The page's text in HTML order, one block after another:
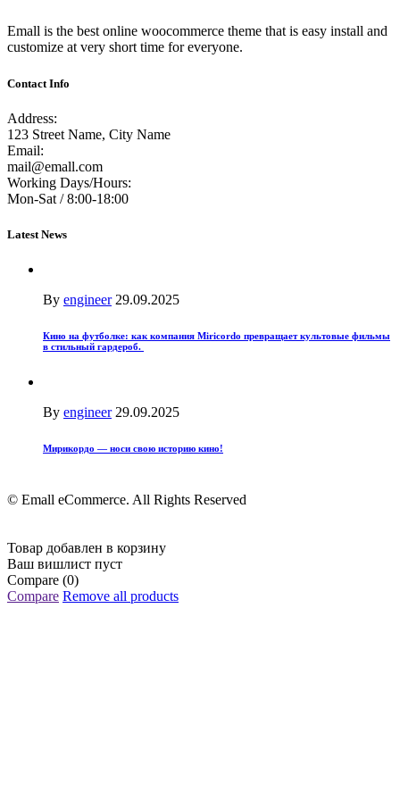
Emall is the best online woocommerce theme that is easy install and
customize at very short time for everyone.
Contact Info
Address:
123 Street Name, City Name
Email:
mail@emall.com
Working Days/Hours:
Mon-Sat / 8:00-18:00
Latest News
By engineer 29.09.2025
Кино на футболке: как компания Miricordo превращает культовые фильмы
в стильный гардероб.
By engineer 29.09.2025
Мирикордо — носи свою историю кино!
© Emall eCommerce. All Rights Reserved
Товар добавлен в корзину
Ваш вишлист пуст
Compare (0)
Compare Remove all products